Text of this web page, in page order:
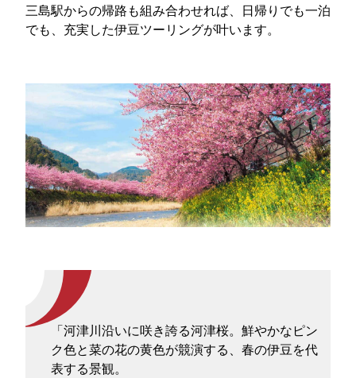
三島駅からの帰路も組み合わせれば、日帰りでも一泊
でも、充実した伊豆ツーリングが叶います。
「河津川沿いに咲き誇る河津桜。鮮やかなピン
ク色と菜の花の黄色が競演する、春の伊豆を代
表する景観。